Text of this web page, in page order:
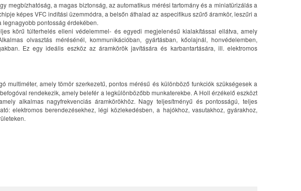
megbízhatóság, a magas biztonság, az automatikus mérési tartomány és a miniatürizálás a
képes VFC indítási üzemmódra, a belsőn áthalad az aspecifikus szűrő áramkör, leszűri a
legnagyobb pontosság érdekében.
körű túlterhelés elleni védelemmel- és egyedi megjelenésű kialakítással ellátva, amely
olvasztás mérésénél, kommunikációban, gyártásban, kőolajnál, honvédelemben,
Ez egy ideális eszköz az áramkörök javítására és karbantartására, ill. elektromos
amely tömör szerkezetű, pontos mérésű és különböző funkciók szükségesek a
rendekezik, amely belefér a legkülönbözőbb munkaterekbe. A Holl érzékelő eszközt
alkalmas nagyfrekvenciás áramkörökhöz. Nagy teljesítményű és pontosságú, teljes
elektromos berendezésekhez, légi közlekedésben, a hajókhoz, vasutakhoz, gyárakhoz,